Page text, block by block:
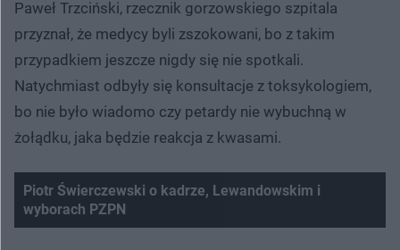
Paweł Trzciński, rzecznik gorzowskiego szpitala
przyznał, że medycy byli zszokowani, bo z takim
przypadkiem jeszcze nigdy się nie spotkali.
Natychmiast odbyły się konsultacje z toksykologiem,
bo nie było wiadomo czy petardy nie wybuchną w
żołądku, jaka będzie reakcja z kwasami.
Piotr Świerczewski o kadrze, Lewandowskim i
wyborach PZPN